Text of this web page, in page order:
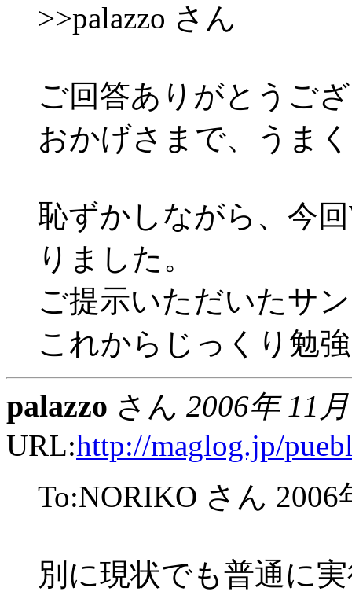
>>palazzo さん
ご回答ありがとうご
おかげさまで、うま
恥ずかしながら、今
りました。
ご提示いただいたサ
これからじっくり勉
palazzo さん 2006年 11
URL:http://maglog.jp/
To:NORIKO さん 2006
別に現状でも普通に